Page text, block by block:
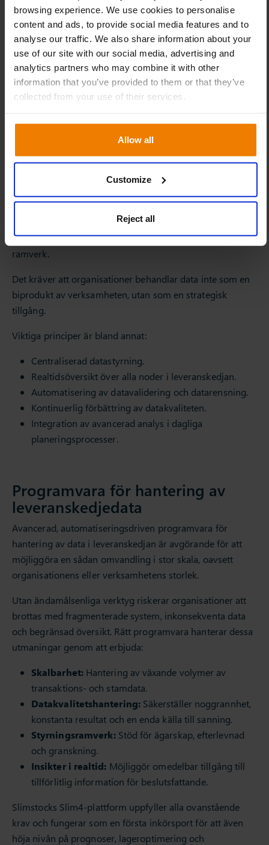
browsing experience. We use cookies to personalise
content and ads, to provide social media features and to
analyse our traffic. We also share information about your
use of our site with our social media, advertising and
analytics partners who may combine it with other
information that you’ve provided to them or that they’ve
collected from your use of their services.
Allow all
Customize
Reject all
Optimera lagerhanteringsstrategier på flera nivåer.
Identifiera ineffektiviteter i transportvägar och
leverantörsnätverk.
Förbättra hållbarheten och utsläppsövervakningen.
Genom att använda data-analys inom logistikhantering
kan företag bearbeta enorma datamängder i realtid, vilket
Att bygga en datadriven strategi
för leveranskedjan
En mogen, datadriven strategi för leveranskedjan
integrerar styrning, teknik och analys i ett enhetligt
ramverk.
Det kräver att organisationer behandlar data inte som en
biprodukt av verksamheten, utan som en strategisk
tillgång.
Viktiga principer är bland annat:
Centraliserad datastyrning.
Realtidsöversikt över alla noder i leveranskedjan.
Automatisering av datavalidering och datarensning.
Kontinuerlig förbättring av datakvaliteten.
Integration av avancerad analys i dagliga
planeringsprocesser.
Programvara för hantering av
leveranskedjedata
Avancerad, automatiseringsdriven programvara för
hantering av data i leveranskedjan är avgörande för att
möjliggöra en sådan omvandling i stor skala, oavsett
organisationens eller verksamhetens storlek.
Utan ändamålsenliga verktyg riskerar organisationer att
brottas med fragmenterade system, inkonsekventa data
och begränsad översikt. Rätt programvara hanterar dessa
utmaningar genom att erbjuda:
Skalbarhet:Hantering av växande volymer av
transaktions- och stamdata.
Datakvalitetshantering:Säkerställer noggrannhet,
konstanta resultat och en enda källa till sanning.
Styrningsramverk: Stöd för ägarskap, efterlevnad
och granskning.
Insikter i realtid: Möjliggör omedelbar tillgång till
tillförlitlig information för beslutsfattande.
Slimstocks Slim4-plattform uppfyller alla ovanstående
krav och fungerar som en första inkörsport för att även
höja nivån på prognoser, lageroptimering och